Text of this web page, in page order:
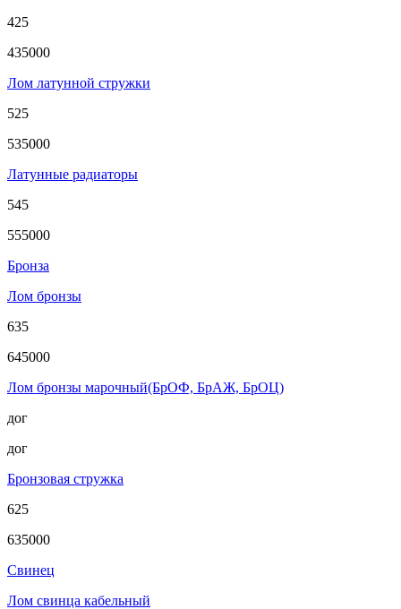
425
435000
Лом латунной стружки
525
535000
Латунные радиаторы
545
555000
Бронза
Лом бронзы
635
645000
Лом бронзы марочный(БрОФ, БрАЖ, БрОЦ)
дог
дог
Бронзовая стружка
625
635000
Свинец
Лом свинца кабельный